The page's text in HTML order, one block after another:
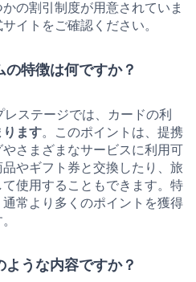
の割引制度が用意されていま
イトをご確認ください。
特徴は何ですか？
ステージでは、カードの利
ります。このポイントは、提携
さまざまなサービスに利用可
やギフト券と交換したり、旅
使用することもできます。特
常より多くのポイントを獲得
うな内容ですか？